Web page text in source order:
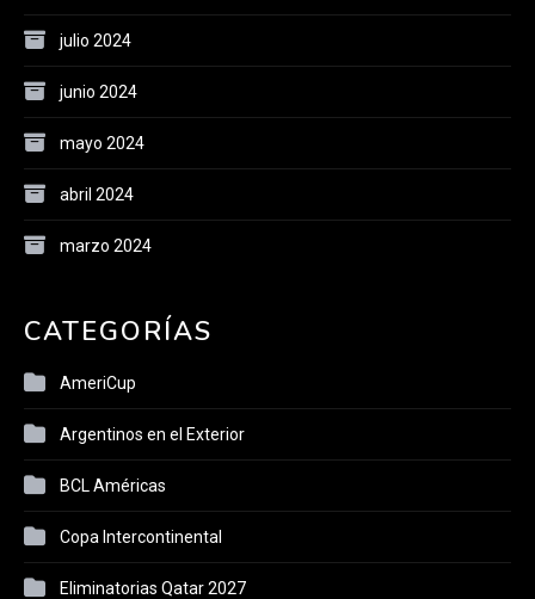
julio 2024
junio 2024
mayo 2024
abril 2024
marzo 2024
CATEGORÍAS
AmeriCup
Argentinos en el Exterior
BCL Américas
Copa Intercontinental
Eliminatorias Qatar 2027